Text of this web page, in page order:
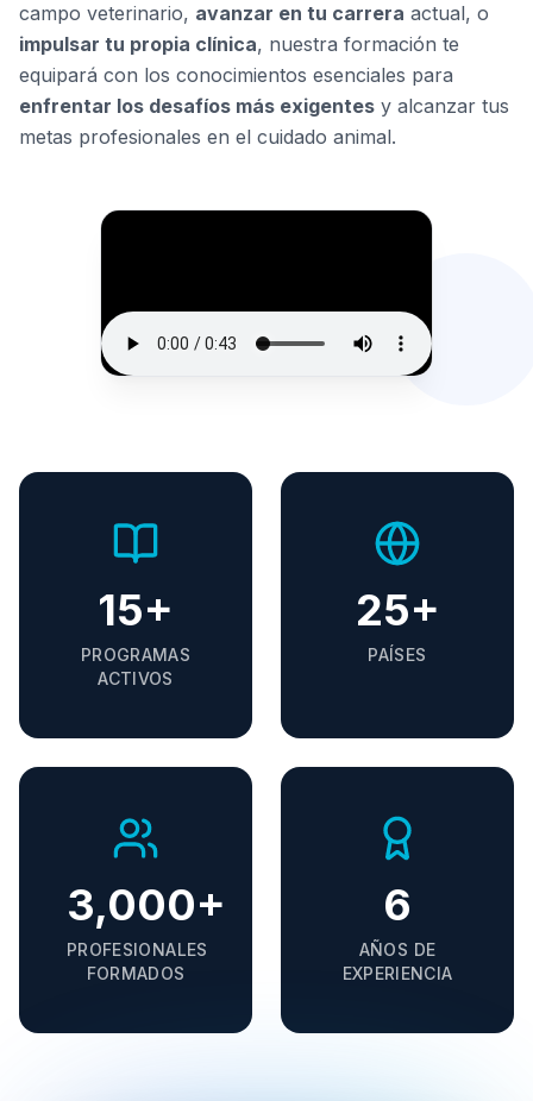
campo veterinario, avanzar en tu carrera actual, o
impulsar tu propia clínica, nuestra formación te
equipará con los conocimientos esenciales para
enfrentar los desafíos más exigentes y alcanzar tus
metas profesionales en el cuidado animal.
15+
PROGRAMAS
ACTIVOS
25+
PAÍSES
3,000+
PROFESIONALES
FORMADOS
6
AÑOS DE
EXPERIENCIA